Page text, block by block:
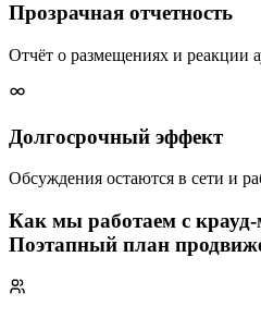
Прозрачная отчетность
Отчёт о размещениях и реакции
Долгосрочный эффект
Обсуждения остаются в сети и
Как мы работаем с
Поэтапный план